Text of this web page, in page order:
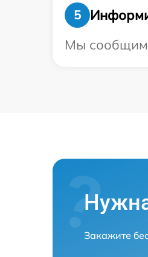
5
Мы сообщим
Закажите